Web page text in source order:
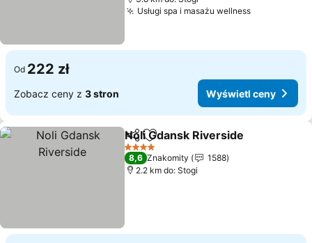
Usługi spa i masażu wellnessWyświetl
Od 222 zł
Zobacz ceny z 3 stron Wyświetl ceny
Udostępnij
Dodaj do ulubionych
Noli Gdansk Riverside
4 Kategoria
8,6 Znakomity
1588
2.2 km do: Stogi